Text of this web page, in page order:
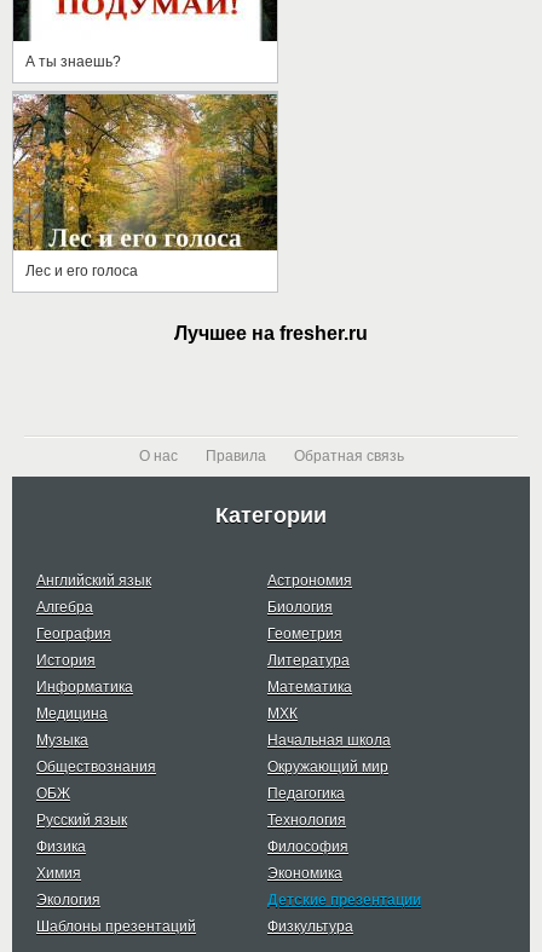
А ты знаешь?
Лес и его голоса
Лучшее на fresher.ru
О нас Правила Обратная связь
Категории
Английский язык
Астрономия
Алгебра
Биология
География
Геометрия
История
Литература
Информатика
Математика
Медицина
МХК
Музыка
Начальная школа
Обществознания
Окружающий мир
ОБЖ
Педагогика
Русский язык
Технология
Физика
Философия
Химия
Экономика
Экология
Детские презентации
Шаблоны презентаций
Физкультура